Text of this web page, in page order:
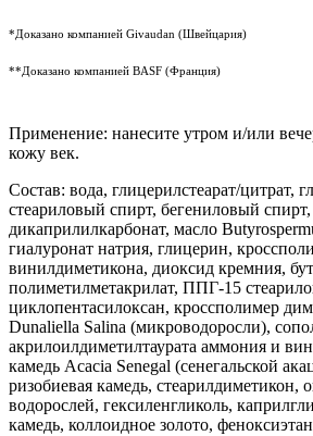
*Доказано компанией Givaudan (Швейцария)
**Доказано компанией BASF (Франция)
Применение: нанесите утром и/или
кожу век.
Состав: вода, глицерилстеарат/цитрат,
стеариловый спирт, бегениловый спирт,
дикаприлилкарбонат, масло
гиалуронат натрия, глицерин,
винилдиметикона, диоксид кремния,
полиметилметакрилат, ППГ-15
циклопентасилоксан, кроссполимер
Dunaliella Salina (микроводоросли),
акрилоилдиметилтаурата аммония и
камедь Acacia Senegal (сенегальской
ризобиевая камедь, стеарилдиметикон,
водорослей, гексиленгликоль,
камедь, коллоидное золото,